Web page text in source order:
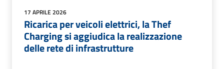
17 APRILE 2026
Ricarica per veicoli elettrici, la Thef
Charging si aggiudica la realizzazione
delle rete di infrastrutture